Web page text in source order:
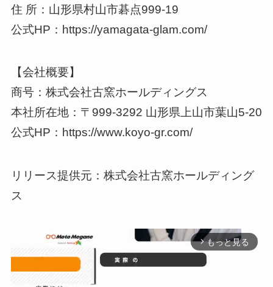
住 所：山形県村山市碁点999-19
公式HP：https://yamagata-glam.com/
【会社概要】
商号：株式会社古窯ホールディングス
本社所在地：〒999-3292 ⼭形県上⼭市葉⼭5-20
公式HP：https://www.koyo-gr.com/
リリース提供元：株式会社古窯ホールディング
ス
arrow_forward_ios もっと見る